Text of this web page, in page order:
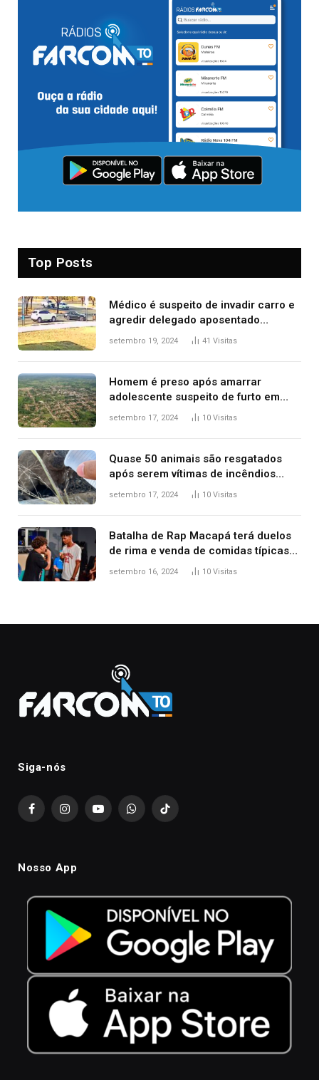
Top Posts
Médico é suspeito de invadir carro e
agredir delegado aposentado
durante confusão no trânsito
setembro 19, 2024 41 Visitas
Homem é preso após amarrar
adolescente suspeito de furto em
estaca de cerca e agredi-lo
setembro 17, 2024 10 Visitas
Quase 50 animais são resgatados
após serem vítimas de incêndios
florestais no Tocantins
setembro 17, 2024 10 Visitas
Batalha de Rap Macapá terá duelos
de rima e venda de comidas típicas
no Mercado Central
setembro 16, 2024 10 Visitas
Siga-nós
FacebookInstagramYouTubeWhatsAppTikTok
Nosso App